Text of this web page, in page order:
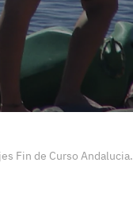
Fin de Curso Andalucia.